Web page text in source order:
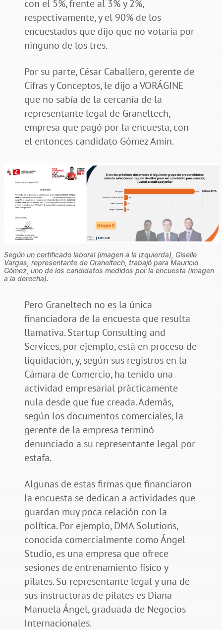
con el 5%, frente al 3% y 2%,
respectivamente, y el 90% de los
encuestados que dijo que no votaría por
ninguno de los tres.
Por su parte, César Caballero, gerente de
Cifras y Conceptos, le dijo a VORÁGINE
que no sabía de la cercanía de la
representante legal de Graneltech,
empresa que pagó por la encuesta, con
el entonces candidato Gómez Amín.
Según un certificado laboral (imagen a la izquierda), Giselle
Vargas, representante de Graneltech, trabajó para Mauricio
Gómez, uno de los candidatos medidos por la encuesta (imagen
a la derecha).
Pero Graneltech no es la única
financiadora de la encuesta que resulta
llamativa. Startup Consulting and
Services, por ejemplo, está en proceso de
liquidación, y, según sus registros en la
Cámara de Comercio, ha tenido una
actividad empresarial prácticamente
nula desde que fue creada. Además,
según los documentos comerciales, la
gerente de la empresa terminó
denunciado a su representante legal por
estafa.
Algunas de estas firmas que financiaron
la encuesta se dedican a actividades que
guardan muy poca relación con la
política. Por ejemplo, DMA Solutions,
conocida comercialmente como Ángel
Studio, es una empresa que ofrece
sesiones de entrenamiento físico y
pilates. Su representante legal y una de
sus instructoras de pilates es Diana
Manuela Ángel, graduada de Negocios
Internacionales.